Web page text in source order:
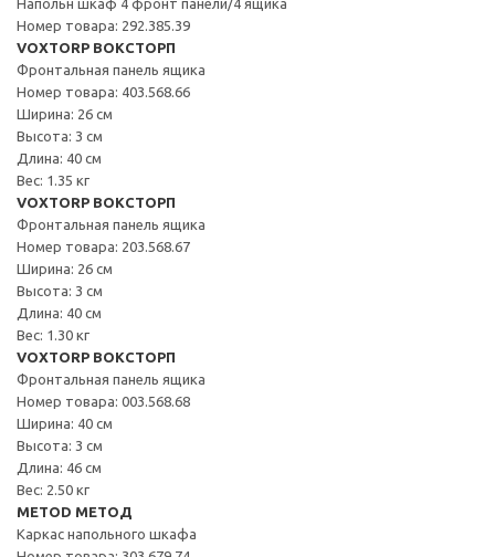
Номер товара: 292.385.39
VOXTORP ВОКСТОРП
Фронтальная панель ящика
Номер товара: 403.568.66
Ширина: 26 см
Высота: 3 см
Длина: 40 см
Вес: 1.35 кг
VOXTORP ВОКСТОРП
Фронтальная панель ящика
Номер товара: 203.568.67
Ширина: 26 см
Высота: 3 см
Длина: 40 см
Вес: 1.30 кг
VOXTORP ВОКСТОРП
Фронтальная панель ящика
Номер товара: 003.568.68
Ширина: 40 см
Высота: 3 см
Длина: 46 см
Вес: 2.50 кг
METOD МЕТОД
Каркас напольного шкафа